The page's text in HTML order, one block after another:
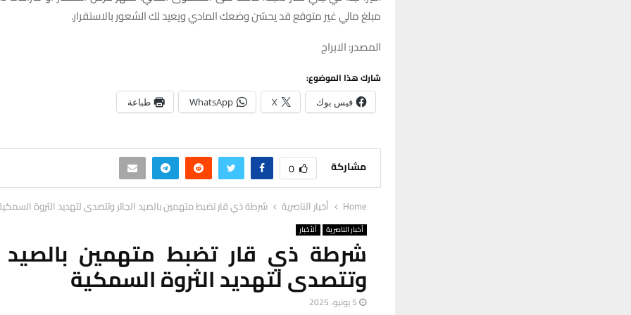
مبلغ مالي غير متوقع قد يحسّن وضعك المادي ويعيد لك الشعور بالاستقرار.
المصدر: الابراج
شارك هذا الموضوع:
فيس بوك X
WhatsApp طباعة
مشاركة 0
Home أخبار الناصرية شرطة ذي قار تضبط متهمين بالصيد الجائر وتتصدى لتهديد الثروة
أخبار الناصرية ألأخبار
شرطة ذي قار تضبط متهمين بالصيد
وتتصدى لتهديد الثروة السمكية
5 يونيو، 2025